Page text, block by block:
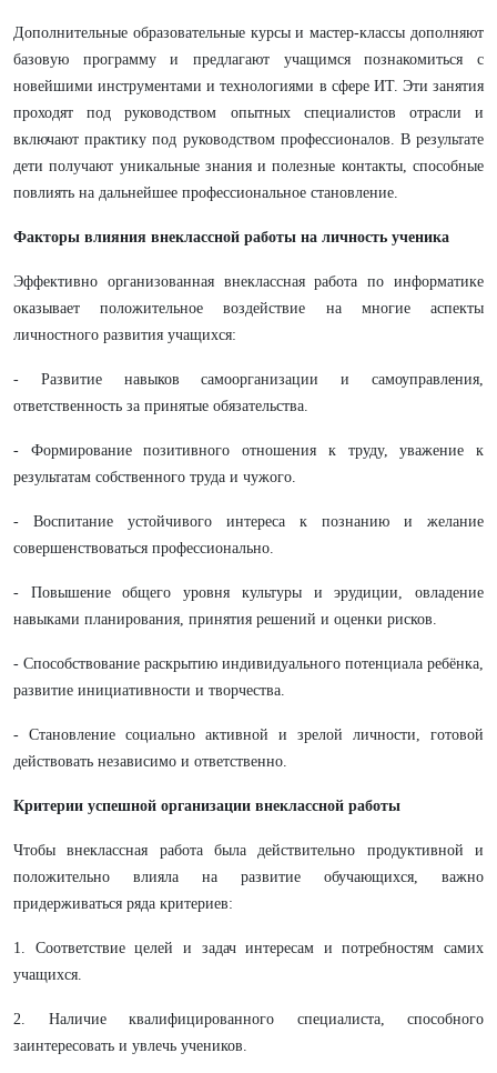
Дополнительные образовательные курсы и мастер-классы дополняют
базовую программу и предлагают учащимся познакомиться с
новейшими инструментами и технологиями в сфере ИТ. Эти занятия
проходят под руководством опытных специалистов отрасли и
включают практику под руководством профессионалов. В результате
дети получают уникальные знания и полезные контакты, способные
повлиять на дальнейшее профессиональное становление.
Факторы влияния внеклассной работы на личность ученика
Эффективно организованная внеклассная работа по информатике
оказывает положительное воздействие на многие аспекты
личностного развития учащихся:
- Развитие навыков самоорганизации и самоуправления,
ответственность за принятые обязательства.
- Формирование позитивного отношения к труду, уважение к
результатам собственного труда и чужого.
- Воспитание устойчивого интереса к познанию и желание
совершенствоваться профессионально.
- Повышение общего уровня культуры и эрудиции, овладение
навыками планирования, принятия решений и оценки рисков.
- Способствование раскрытию индивидуального потенциала ребёнка,
развитие инициативности и творчества.
- Становление социально активной и зрелой личности, готовой
действовать независимо и ответственно.
Критерии успешной организации внеклассной работы
Чтобы внеклассная работа была действительно продуктивной и
положительно влияла на развитие обучающихся, важно
придерживаться ряда критериев:
1. Соответствие целей и задач интересам и потребностям самих
учащихся.
2. Наличие квалифицированного специалиста, способного
заинтересовать и увлечь учеников.